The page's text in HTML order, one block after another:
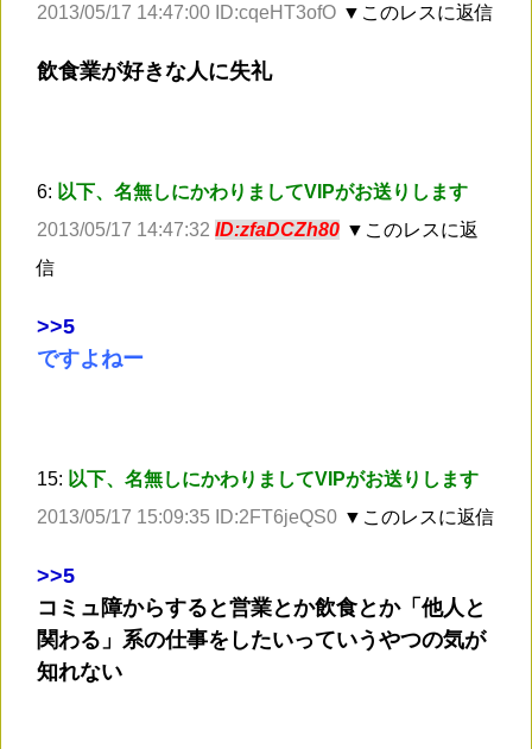
2013/05/17 14:47:00 ID:cqeHT3ofO ▼このレスに返信
飲食業が好きな人に失礼
6: 以下、名無しにかわりましてVIPがお送りします
2013/05/17 14:47:32 ID:zfaDCZh80 ▼このレスに返
信
>>5
ですよねー
15: 以下、名無しにかわりましてVIPがお送りします
2013/05/17 15:09:35 ID:2FT6jeQS0 ▼このレスに返信
>>5
コミュ障からすると営業とか飲食とか「他人と
関わる」系の仕事をしたいっていうやつの気が
知れない